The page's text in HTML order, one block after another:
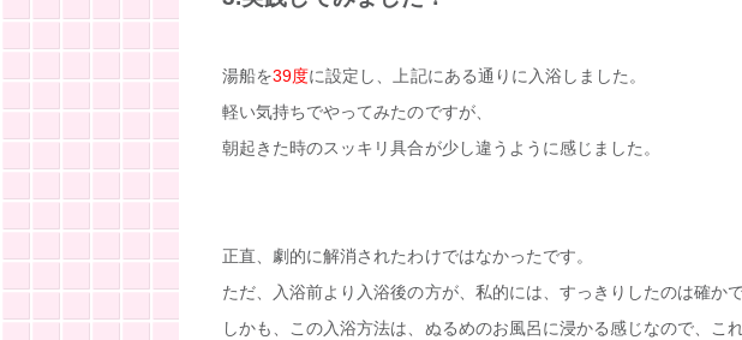
湯船を39度に設定し、上記にある通りに入浴しました。
軽い気持ちでやってみたのですが、
朝起きた時のスッキリ具合が少し違うように感じました。
正直、劇的に解消されたわけではなかったです。
ただ、入浴前より入浴後の方が、私的には、すっきりしたのは確かで
しかも、この入浴方法は、ぬるめのお風呂に浸かる感じなので、こ